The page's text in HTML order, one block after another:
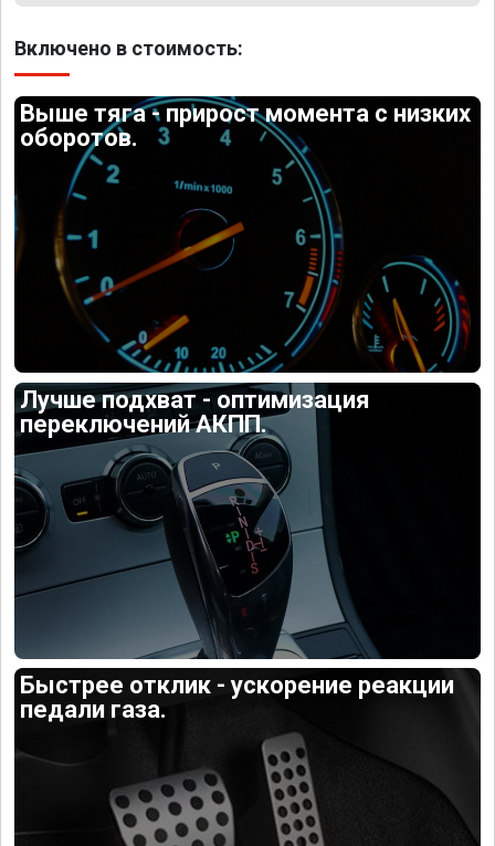
Включено в стоимость:
Выше тяга - прирост момента с низких
оборотов.
Лучше подхват - оптимизация
переключений АКПП.
Быстрее отклик - ускорение реакции
педали газа.